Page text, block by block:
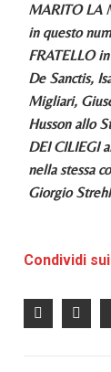
MARITO LA
in questo
FRATELLO
De Sanctis,
Migliari,
Husson allo
DEI CILIEGI
nella stessa
Giorgio
Condividi